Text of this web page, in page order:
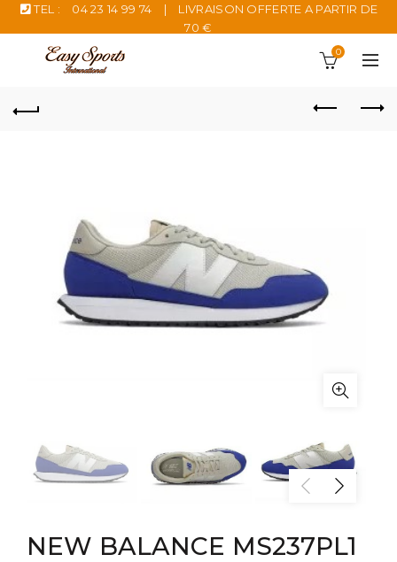
TEL : 04 23 14 99 74 |
LIVRAISON OFFERTE A PARTIR DE
70 €
0
NEW BALANCE MS237PL1